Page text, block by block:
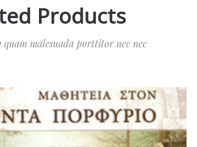
Products
quam malesuada porttitor nec nec